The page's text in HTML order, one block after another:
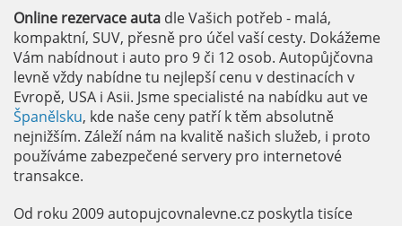
Online rezervace auta dle Vašich potřeb - malá,
kompaktní, SUV, přesně pro účel vaší cesty. Dokážeme
Vám nabídnout i auto pro 9 či 12 osob. Autopůjčovna
levně vždy nabídne tu nejlepší cenu v destinacích v
Evropě, USA i Asii. Jsme specialisté na nabídku aut ve
Španělsku, kde naše ceny patří k těm absolutně
nejnižším. Záleží nám na kvalitě našich služeb, i proto
používáme zabezpečené servery pro internetové
transakce.
Od roku 2009 autopujcovnalevne.cz poskytla tisíce